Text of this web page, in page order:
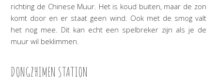
richting de Chinese Muur. Het is koud buiten, maar de zon
komt door en er staat geen wind. Ook met de smog valt
het nog mee. Dit kan echt een spelbreker zijn als je de
muur wil beklimmen.
DONGZHIMEN STATION